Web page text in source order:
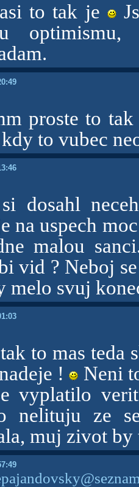
to tak je
proste to
to vubec
dosahl
na uspech
malou
vid ? Neboj
melo svuj
to mas teda
!
Neni
vyplatilo
nelituju ze
muj zivot